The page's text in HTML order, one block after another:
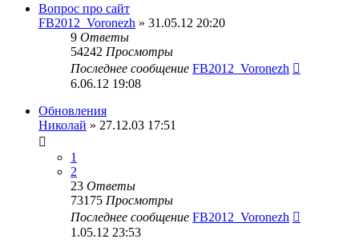
Вопрос про сайт
FB2012_Voronezh » 31.05.12 20:20
9 Ответы
54242 Просмотры
Последнее сообщение FB2012_Voronezh
6.06.12 19:08
Обновления
Николай » 27.12.03 17:51
1
2
23 Ответы
73175 Просмотры
Последнее сообщение FB2012_Voronezh
1.05.12 23:53